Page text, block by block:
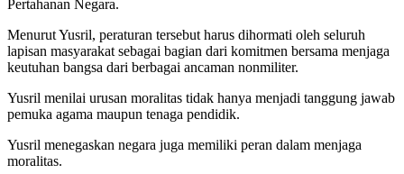
Pertahanan Negara.
Menurut Yusril, peraturan tersebut harus dihormati oleh seluruh
lapisan masyarakat sebagai bagian dari komitmen bersama menjaga
keutuhan bangsa dari berbagai ancaman nonmiliter.
Yusril menilai urusan moralitas tidak hanya menjadi tanggung jawab
pemuka agama maupun tenaga pendidik.
Yusril menegaskan negara juga memiliki peran dalam menjaga
moralitas.